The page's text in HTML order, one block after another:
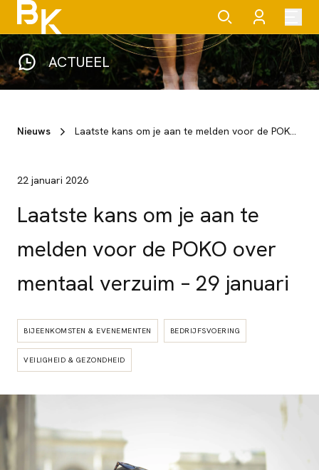
ACTUEEL
Nieuws Laatste kans om je aan te melden voor de POKO over mentaal verzuim – 29 januari
22 januari 2026
Laatste kans om je aan te
melden voor de POKO over
mentaal verzuim – 29 januari
BIJEENKOMSTEN & EVENEMENTEN BEDRIJFSVOERING
VEILIGHEID & GEZONDHEID